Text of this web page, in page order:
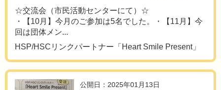
☆交流会（市民活動センターにて）☆
・【10月】今月のご参加は5名でした。・【11月】今
回は団体メン...
HSP/HSCリンクパートナー「Heart Smile Present」
公開日：2025年01月13日